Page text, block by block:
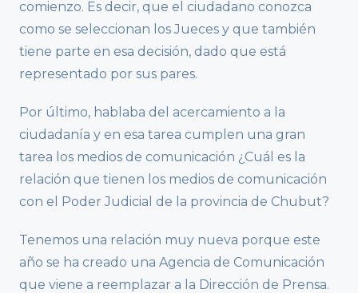
comienzo. Es decir, que el ciudadano conozca
como se seleccionan los Jueces y que también
tiene parte en esa decisión, dado que está
representado por sus pares.
Por último, hablaba del acercamiento a la
ciudadanía y en esa tarea cumplen una gran
tarea los medios de comunicación ¿Cuál es la
relación que tienen los medios de comunicación
con el Poder Judicial de la provincia de Chubut?
Tenemos una relación muy nueva porque este
año se ha creado una Agencia de Comunicación
que viene a reemplazar a la Dirección de Prensa.